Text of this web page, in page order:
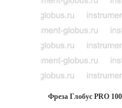
Фреза Глобус PRO